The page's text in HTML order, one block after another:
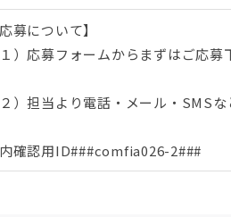
応募について】
１）応募フォームからまずはご応募
２）担当より電話・メール・SMS
確認用ID###comfia026-2###